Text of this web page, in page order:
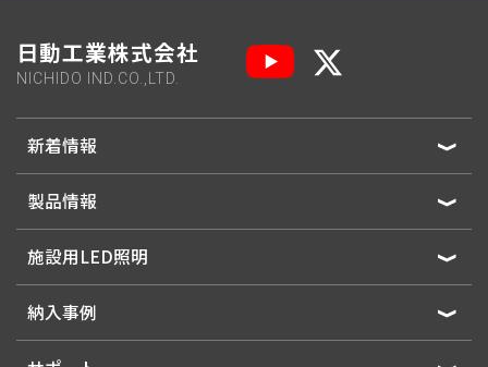
日動工業株式会社
NICHIDO IND.CO.,LTD.
新着情報
製品情報
施設用LED照明
納入事例